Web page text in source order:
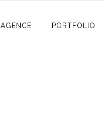
AGENCE PORTFOLIO